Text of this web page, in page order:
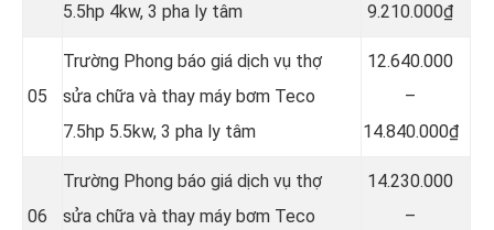
5.5hp 4kw, 3 pha ly tâm
9.210.000₫
05
Trường Phong báo giá dịch vụ thợ
sửa chữa và thay máy bơm Teco
7.5hp 5.5kw, 3 pha ly tâm
12.640.000
–
14.840.000₫
06
Trường Phong báo giá dịch vụ thợ
sửa chữa và thay máy bơm Teco
14.230.000
–